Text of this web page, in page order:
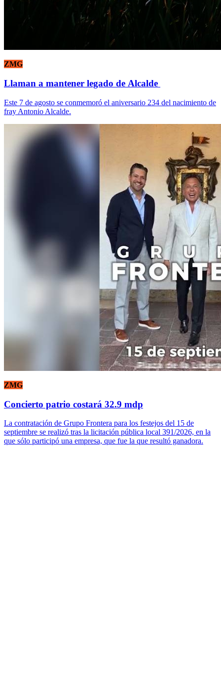
ZMG
Llaman a mantener legado de Alcalde
Este 7 de agosto se conmemoró el aniversario 234 del nacimiento de
fray Antonio Alcalde.
ZMG
Concierto patrio costará 32.9 mdp
La contratación de Grupo Frontera para los festejos del 15 de
septiembre se realizó tras la licitación pública local 391/2026, en la
que sólo participó una empresa, que fue la que resultó ganadora.